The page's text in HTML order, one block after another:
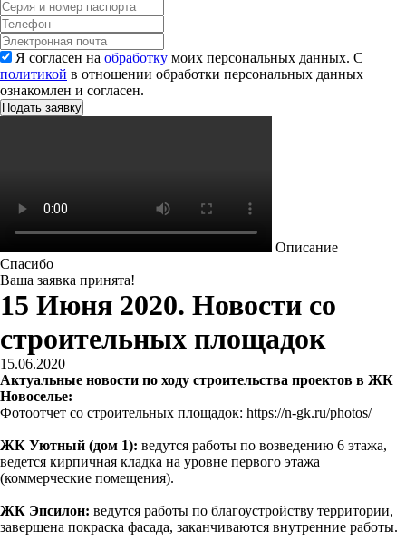
Я согласен на обработку моих персональных данных. С
политикой в отношении обработки персональных данных
ознакомлен и согласен.
Описание
Спасибо
Ваша заявка принята!
15 Июня 2020. Новости со
строительных площадок
15.06.2020
Актуальные новости по ходу строительства проектов в ЖК
Новоселье:
Фотоотчет со строительных площадок: https://n-gk.ru/photos/
ЖК Уютный (дом 1): ведутся работы по возведению 6 этажа,
ведется кирпичная кладка на уровне первого этажа
(коммерческие помещения).
ЖК Эпсилон: ведутся работы по благоустройству территории,
завершена покраска фасада, заканчиваются внутренние работы.